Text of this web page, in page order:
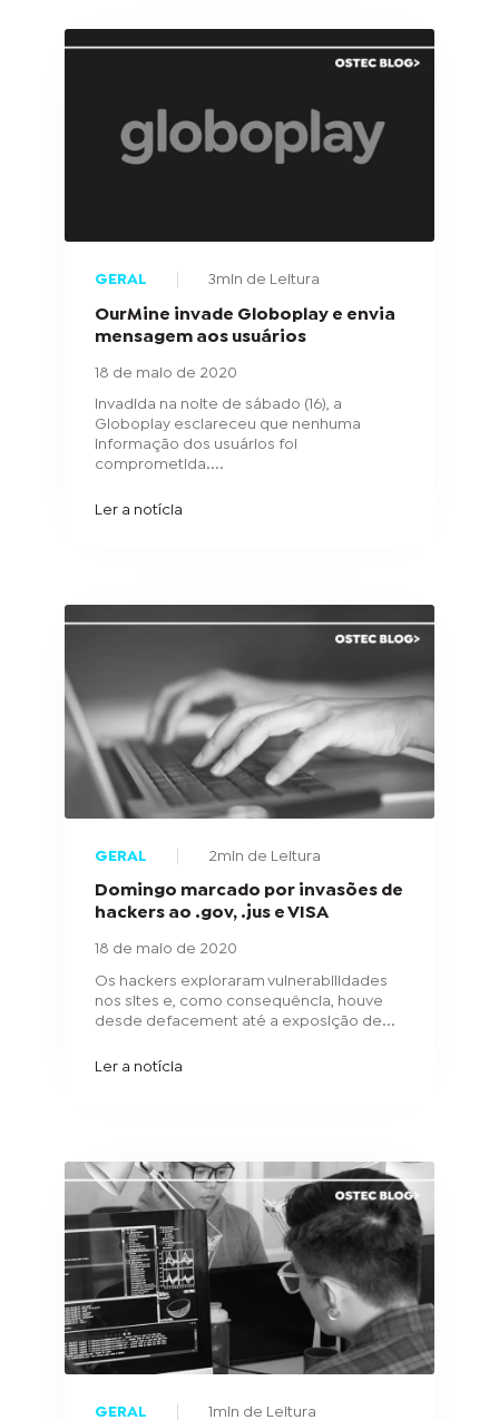
GERAL 3min de Leitura
OurMine invade Globoplay e envia
mensagem aos usuários
18 de maio de 2020
Invadida na noite de sábado (16), a
Globoplay esclareceu que nenhuma
informação dos usuários foi
comprometida....
Ler a notícia
GERAL 2min de Leitura
Domingo marcado por invasões de
hackers ao .gov, .jus e VISA
18 de maio de 2020
Os hackers exploraram vulnerabilidades
nos sites e, como consequência, houve
desde defacement até a exposição de...
Ler a notícia
GERAL 1min de Leitura